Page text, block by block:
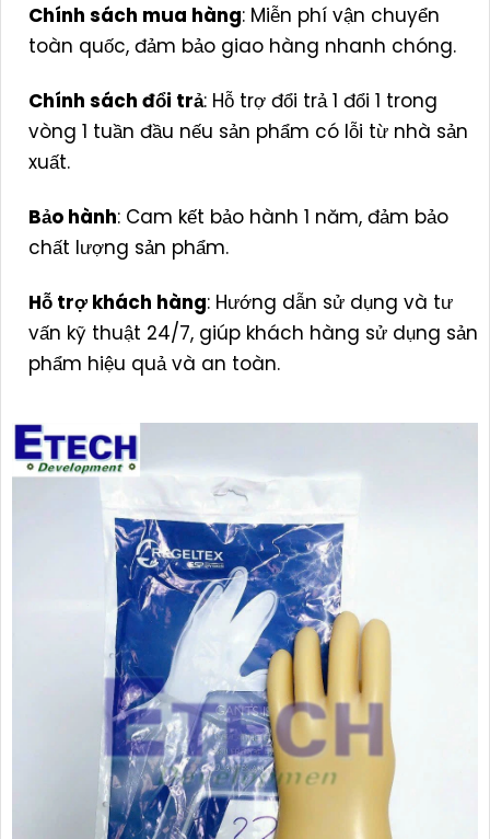
Chính sách mua hàng: Miễn phí vận chuyển
toàn quốc, đảm bảo giao hàng nhanh chóng.
Chính sách đổi trả: Hỗ trợ đổi trả 1 đổi 1 trong
vòng 1 tuần đầu nếu sản phẩm có lỗi từ nhà sản
xuất.
Bảo hành: Cam kết bảo hành 1 năm, đảm bảo
chất lượng sản phẩm.
Hỗ trợ khách hàng: Hướng dẫn sử dụng và tư
vấn kỹ thuật 24/7, giúp khách hàng sử dụng sản
phẩm hiệu quả và an toàn.